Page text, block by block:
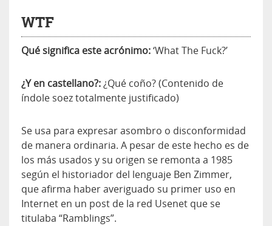
WTF
Qué significa este acrónimo:‘What The Fuck?’
¿Y en castellano?:¿Qué coño? (Contenido de
índole soez totalmente justificado)
Se usa para expresar asombro o disconformidad
de manera ordinaria. A pesar de este hecho es de
los más usados y su origen se remonta a 1985
según el historiador del lenguaje Ben Zimmer,
que afirma haber averiguado su primer uso en
Internet en un post de la red Usenet que se
titulaba “Ramblings”.